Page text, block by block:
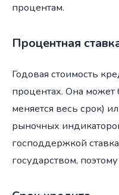
процентам.
Процентная
Годовая стоимость
процентах. Она
меняется весь срок)
рыночных
господдержкой
государством,